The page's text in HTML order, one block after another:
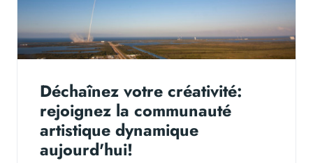
Déchaînez votre créativité:
rejoignez la communauté
artistique dynamique
aujourd'hui!